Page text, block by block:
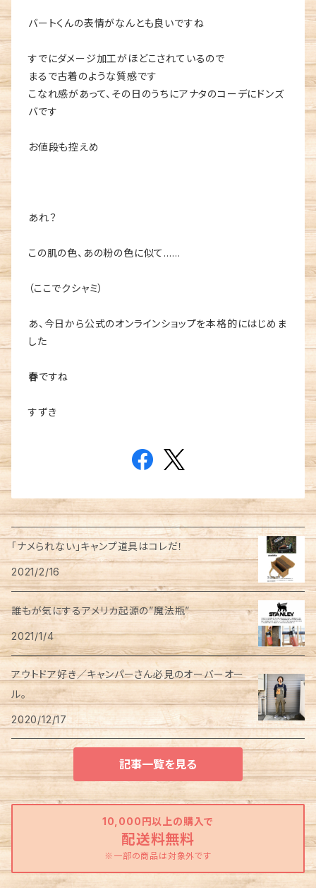
バートくんの表情がなんとも良いですね
すでにダメージ加工がほどこされているので
まるで古着のような質感です
こなれ感があって、その日のうちにアナタのコーデにドンズ
バです
お値段も控えめ
あれ？
この肌の色、あの粉の色に似て……
（ここでクシャミ）
あ、今日から公式のオンラインショップを本格的にはじめま
した
春ですね
すずき
「ナメられない」キャンプ道具はコレだ！
2021/2/16
誰もが気にするアメリカ起源の”魔法瓶”
2021/1/4
アウトドア好き／キャンパーさん必見のオーバーオー
ル。
2020/12/17
記事一覧を見る
10,000円以上の購入で
配送料無料
※一部の商品は対象外です